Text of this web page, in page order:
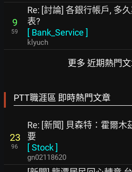
9
59
Re: [討論] 各銀行帳戶, 多
表?
[ Bank_Service ]
klyuch
更多 近期熱門文
PTT職涯區 即時熱門文章
23
96
Re: [新聞] 貝森特：霍爾木
要
[Stock]
gn02118620